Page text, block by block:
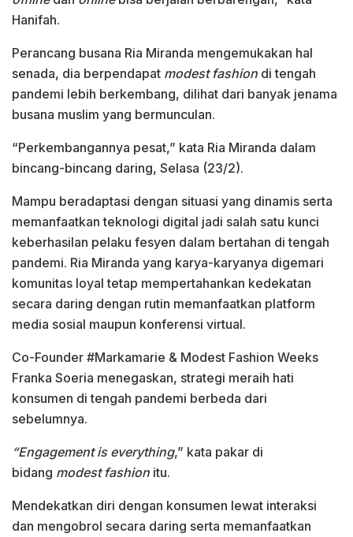
Hanifah.
Perancang busana Ria Miranda mengemukakan hal
senada, dia berpendapat modest fashion di tengah
pandemi lebih berkembang, dilihat dari banyak jenama
busana muslim yang bermunculan.
“Perkembangannya pesat,” kata Ria Miranda dalam
bincang-bincang daring, Selasa (23/2).
Mampu beradaptasi dengan situasi yang dinamis serta
memanfaatkan teknologi digital jadi salah satu kunci
keberhasilan pelaku fesyen dalam bertahan di tengah
pandemi. Ria Miranda yang karya-karyanya digemari
komunitas loyal tetap mempertahankan kedekatan
secara daring dengan rutin memanfaatkan platform
media sosial maupun konferensi virtual.
Co-Founder #Markamarie & Modest Fashion Weeks
Franka Soeria menegaskan, strategi meraih hati
konsumen di tengah pandemi berbeda dari
sebelumnya.
“Engagement is everything,” kata pakar di
bidang modest fashion itu.
Mendekatkan diri dengan konsumen lewat interaksi
dan mengobrol secara daring serta memanfaatkan